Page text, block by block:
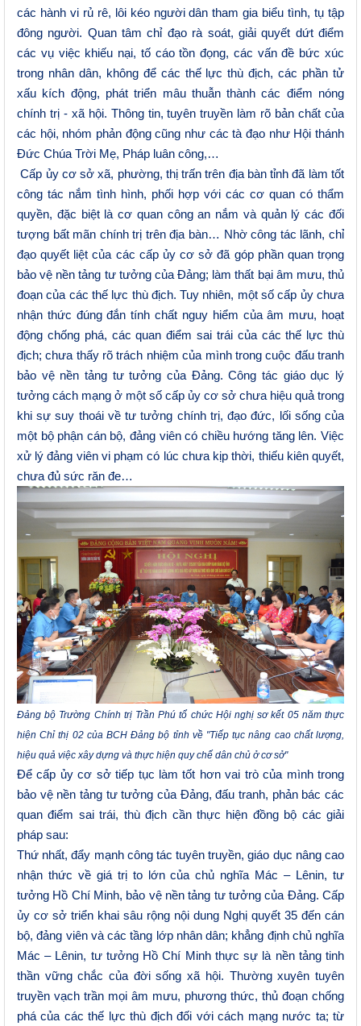
các hành vi rủ rê, lôi kéo người dân tham gia biểu tình, tụ tập
đông người. Quan tâm chỉ đạo rà soát, giải quyết dứt điểm
các vụ việc khiếu nại, tố cáo tồn đọng, các vấn đề bức xúc
trong nhân dân, không để các thế lực thù địch, các phần tử
xấu kích động, phát triển mâu thuẫn thành các điểm nóng
chính trị - xã hội. Thông tin, tuyên truyền làm rõ bản chất của
các hội, nhóm phản động cũng như các tà đạo như Hội thánh
Đức Chúa Trời Mẹ, Pháp luân công,…
Cấp ủy cơ sở xã, phường, thị trấn trên địa bàn tỉnh đã làm tốt
công tác nắm tình hình, phối hợp với các cơ quan có thẩm
quyền, đặc biệt là cơ quan công an nắm và quản lý các đối
tượng bất mãn chính trị trên địa bàn… Nhờ công tác lãnh, chỉ
đạo quyết liệt của các cấp ủy cơ sở đã góp phần quan trọng
bảo vệ nền tảng tư tưởng của Đảng; làm thất bại âm mưu, thủ
đoạn của các thế lực thù địch. Tuy nhiên, một số cấp ủy chưa
nhận thức đúng đắn tính chất nguy hiểm của âm mưu, hoạt
động chống phá, các quan điểm sai trái của các thế lực thù
địch; chưa thấy rõ trách nhiệm của mình trong cuộc đấu tranh
bảo vệ nền tảng tư tưởng của Đảng. Công tác giáo dục lý
tưởng cách mạng ở một số cấp ủy cơ sở chưa hiệu quả trong
khi sự suy thoái về tư tưởng chính trị, đạo đức, lối sống của
một bộ phận cán bộ, đảng viên có chiều hướng tăng lên. Việc
xử lý đảng viên vi phạm có lúc chưa kịp thời, thiếu kiên quyết,
chưa đủ sức răn đe…
Đảng bộ Trường Chính trị Trần Phú tổ chức Hội nghị sơ kết 05 năm thực
hiện Chỉ thị 02 của BCH Đảng bộ tỉnh về "Tiếp tục nâng cao chất lượng,
hiệu quả việc xây dựng và thực hiện quy chế dân chủ ở cơ sở"
Để cấp ủy cơ sở tiếp tục làm tốt hơn vai trò của mình trong
bảo vệ nền tảng tư tưởng của Đảng, đấu tranh, phản bác các
quan điểm sai trái, thù địch cần thực hiện đồng bộ các giải
pháp sau:
Thứ nhất, đẩy mạnh công tác tuyên truyền, giáo dục nâng cao
nhận thức về giá trị to lớn của chủ nghĩa Mác – Lênin, tư
tưởng Hồ Chí Minh, bảo vệ nền tảng tư tưởng của Đảng. Cấp
ủy cơ sở triển khai sâu rộng nội dung Nghị quyết 35 đến cán
bộ, đảng viên và các tầng lớp nhân dân; khẳng định chủ nghĩa
Mác – Lênin, tư tưởng Hồ Chí Minh thực sự là nền tảng tinh
thần vững chắc của đời sống xã hội. Thườngxuyên tuyên
truyền vạch trần mọi âm mưu, phương thức, thủ đoạn chống
phá của các thế lực thù địch đối với cách mạng nước ta; từ